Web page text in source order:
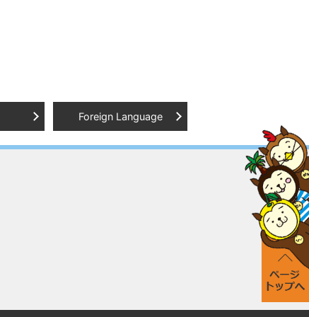
Foreign Language